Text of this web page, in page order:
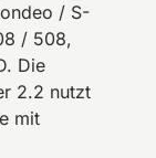
/ S-
/ 508,
Die
2.2 nutzt
mit